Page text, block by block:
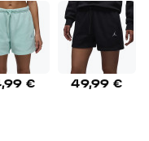
€ 49,99 €